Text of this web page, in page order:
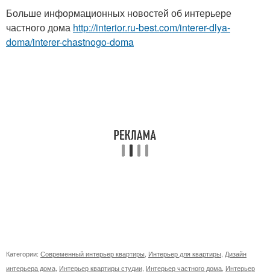
Больше информационных новостей об интерьере
частного дома http://interior.ru-best.com/interer-dlya-
doma/interer-chastnogo-doma
Категории: Современный интерьер квартиры Интерьер для квартиры Дизайн
интерьера дома Интерьер квартиры студии Интерьер частного дома Интерьер